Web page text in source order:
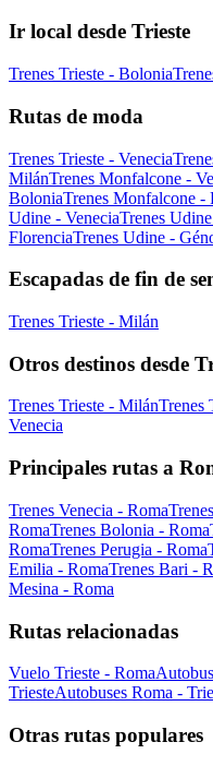
Ir local desde Trieste
Trenes Trieste - Bolonia
Rutas de moda
Trenes Trieste - Venecia
MilánTrenes Monfalcone -
BoloniaTrenes Monfalcone -
Udine - VeneciaTrenes
FlorenciaTrenes Udine -
Escapadas de fin de
Trenes Trieste - Milán
Otros destinos desde
Trenes Trieste - MilánTrenes
Venecia
Principales rutas a
Trenes Venecia - Roma
RomaTrenes Bolonia - Roma
RomaTrenes Perugia - Roma
Emilia - RomaTrenes Bari -
Mesina - Roma
Rutas relacionadas
Vuelo Trieste - Roma
TriesteAutobuses Roma -
Otras rutas populares